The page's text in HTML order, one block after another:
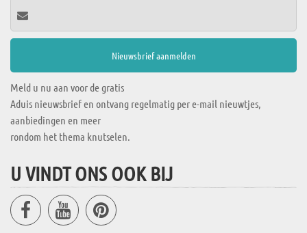
Meld u nu aan voor de gratis
Aduis nieuwsbrief en ontvang regelmatig per e-mail nieuwtjes,
aanbiedingen en meer
rondom het thema knutselen.
U VINDT ONS OOK BIJ